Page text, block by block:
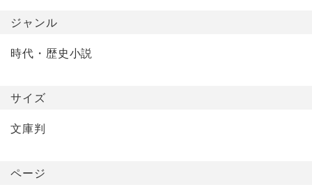
ジャンル
時代・歴史小説
サイズ
文庫判
ページ